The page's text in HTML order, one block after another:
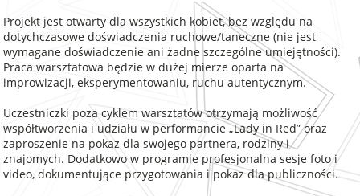
Projekt jest otwarty dla wszystkich kobiet, bez względu na
dotychczasowe doświadczenia ruchowe/taneczne (nie jest
wymagane doświadczenie ani żadne szczególne umiejętności).
Praca warsztatowa będzie w dużej mierze oparta na
improwizacji, eksperymentowaniu, ruchu autentycznym.
Uczestniczki poza cyklem warsztatów otrzymają możliwość
współtworzenia i udziału w performancie „Lady in Red” oraz
zaproszenie na pokaz dla swojego partnera, rodziny i
znajomych. Dodatkowo w programie profesjonalna sesje foto i
video, dokumentujące przygotowania i pokaz dla publiczności.